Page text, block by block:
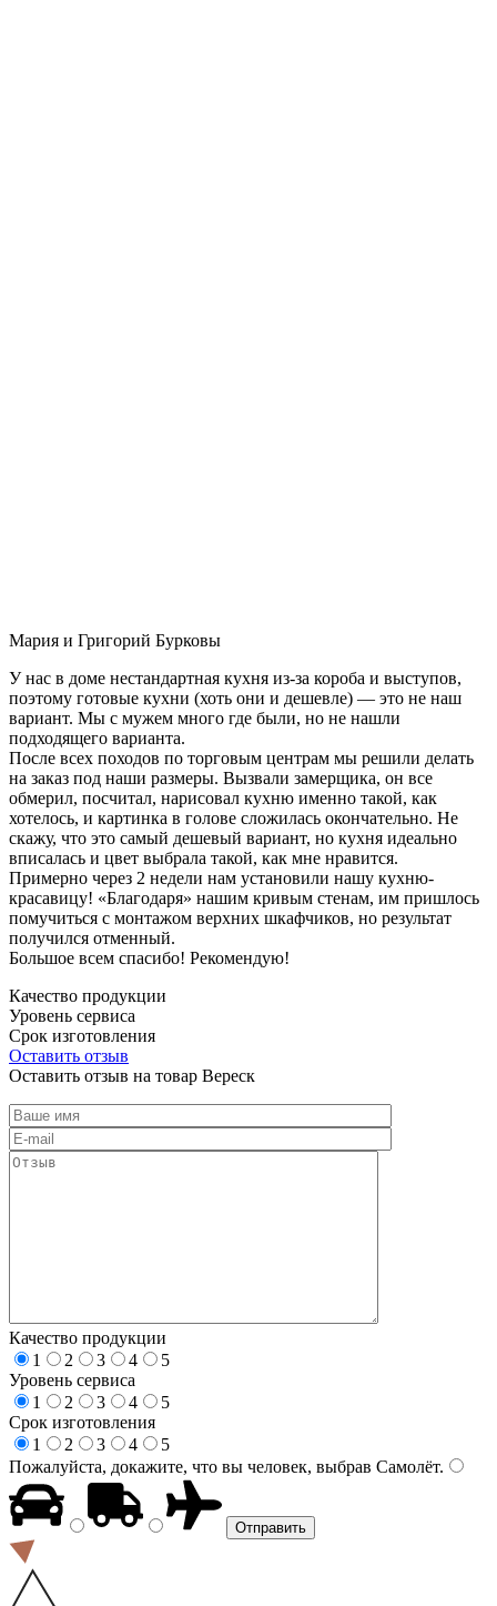
Мария и Григорий Бурковы
У нас в доме нестандартная кухня из-за короба и выступов,
поэтому готовые кухни (хоть они и дешевле) — это не наш
вариант. Мы с мужем много где были, но не нашли
подходящего варианта.
После всех походов по торговым центрам мы решили делать
на заказ под наши размеры. Вызвали замерщика, он все
обмерил, посчитал, нарисовал кухню именно такой, как
хотелось, и картинка в голове сложилась окончательно. Не
скажу, что это самый дешевый вариант, но кухня идеально
вписалась и цвет выбрала такой, как мне нравится.
Примерно через 2 недели нам установили нашу кухню-
красавицу! «Благодаря» нашим кривым стенам, им пришлось
помучиться с монтажом верхних шкафчиков, но результат
получился отменный.
Большое всем спасибо! Рекомендую!
Качество продукции
Уровень сервиса
Срок изготовления
Оставить отзыв
Оставить отзыв на товар Вереск
Качество продукции
1
2 3 4
5
Уровень сервиса
1
2 3 4
5
Срок изготовления
1
2 3 4
5
Пожалуйста, докажите, что вы человек, выбрав Самолёт.